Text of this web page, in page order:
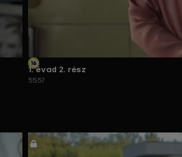
1. évad 2. rész
55:57